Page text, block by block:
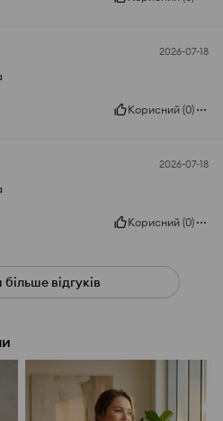
2026-07-18
Корисний (0)
2026-07-18
Корисний (0)
відгуків